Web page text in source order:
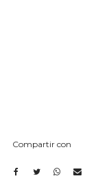
Compartir con